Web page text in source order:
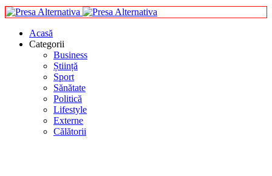
Acasă
Categorii
Business
Știință
Sport
Sănătate
Politică
Lifestyle
Externe
Călătorii